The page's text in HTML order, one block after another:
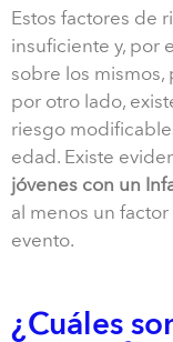
Estos factores de
insuficiente y, por
sobre los
por otro lado,
riesgo
edad. Existe
jóvenes con un
al menos un
evento.
¿Cuáles